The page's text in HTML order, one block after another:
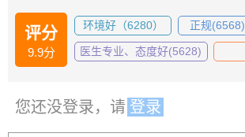
评分
9.9分
环境好（6280） 正规(6568)
医生专业、态度好(5628)
您还没登录，请 登录